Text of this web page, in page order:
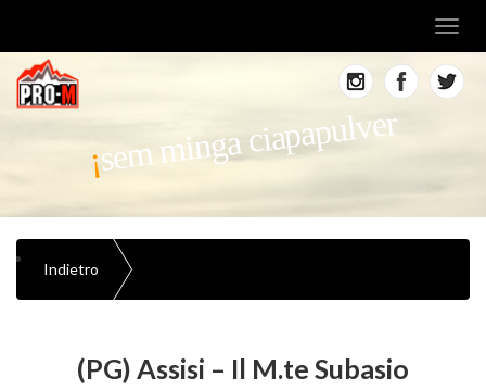
sem minga ciapapulver
Indietro
(PG) Assisi – Il M.te Subasio